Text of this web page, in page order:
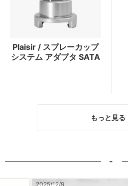
Plaisir / スプレーカップ
システム アダプタ SATA
もっと見る
-